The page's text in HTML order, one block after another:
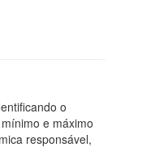
o
e máximo
responsável,